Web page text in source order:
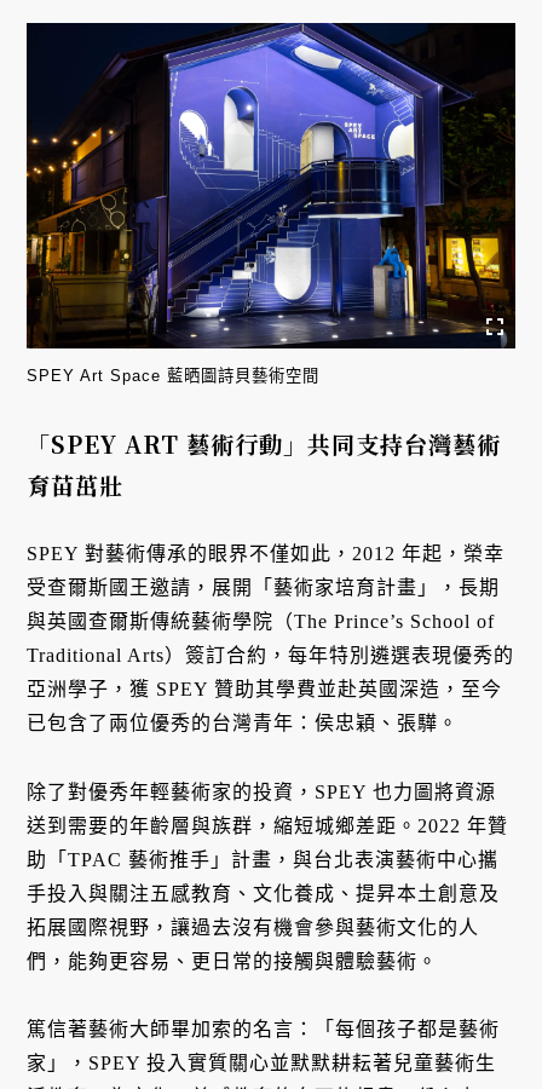
SPEY Art Space 藍晒圖詩貝藝術空間
「SPEY ART 藝術行動」共同支持台灣藝術
育苗茁壯
SPEY 對藝術傳承的眼界不僅如此，2012 年起，榮幸
受查爾斯國王邀請，展開「藝術家培育計畫」，長期
與英國查爾斯傳統藝術學院（The Prince’s School of
Traditional Arts）簽訂合約，每年特別遴選表現優秀的
亞洲學子，獲 SPEY 贊助其學費並赴英國深造，至今
已包含了兩位優秀的台灣青年：侯忠穎、張驊。
除了對優秀年輕藝術家的投資，SPEY 也力圖將資源
送到需要的年齡層與族群，縮短城鄉差距。2022 年贊
助「TPAC 藝術推手」計畫，與台北表演藝術中心攜
手投入與關注五感教育、文化養成、提昇本土創意及
拓展國際視野，讓過去沒有機會參與藝術文化的人
們，能夠更容易、更日常的接觸與體驗藝術。
篤信著藝術大師畢加索的名言：「每個孩子都是藝術
家」，SPEY 投入實質關心並默默耕耘著兒童藝術生